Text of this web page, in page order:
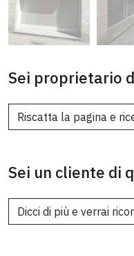
Sei proprietario
Riscatta la pagina e
Sei un cliente di
Dicci di più e verrai